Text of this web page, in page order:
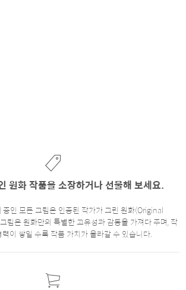
원화 작품을 소장하거나 선물해 보세요.
중인 모든 그림은 인증된 작가가 그린 원화(Original
림은 원화만의 특별한 고유성과 감동을 가져다 주며, 작
이 쌓일 수록 작품 가치가 올라갈 수 있습니다.